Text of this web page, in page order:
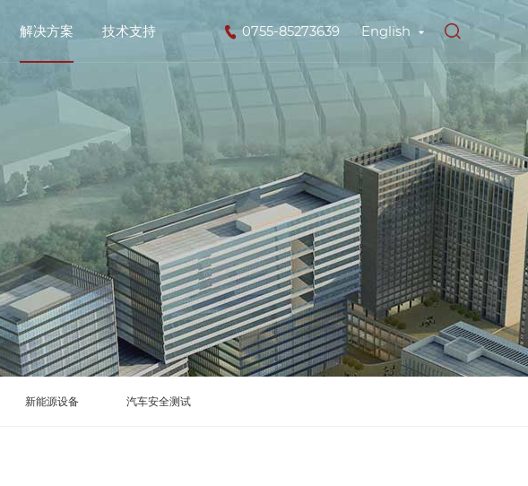
English
0755-85273639
解决方案 技术支持
新能源设备 汽车安全测试